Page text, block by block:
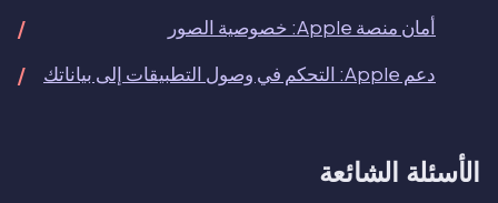
أمان منصة Apple: خصوصية الصور
دعم Apple: التحكم في وصول التطبيقات إلى بياناتك
الأسئلة الشائعة